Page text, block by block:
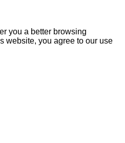
you a better browsing
website, you agree to our use